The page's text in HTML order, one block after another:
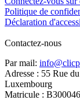
Politique de
Déclaration
Contactez-nous
Par mail:
Adresse : 55 Rue
Luxembourg
Matricule :